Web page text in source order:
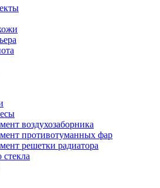
воздухозаборника
противотуманных фар
решетки радиатора
стекла